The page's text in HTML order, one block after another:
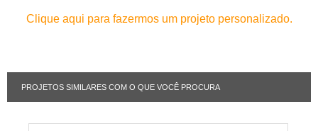
Clique aqui para fazermos um projeto personalizado.
PROJETOS SIMILARES COM O QUE VOCÊ PROCURA